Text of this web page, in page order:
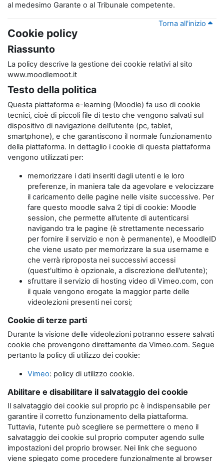
al medesimo Garante o al Tribunale competente.
Torna all'inizio
Cookie policy
Riassunto
La policy descrive la gestione dei cookie relativi al sito
www.moodlemoot.it
Testo della politica
Questa piattaforma e-learning (Moodle) fa uso di cookie
tecnici, cioè di piccoli file di testo che vengono salvati sul
dispositivo di navigazione dell’utente (pc, tablet,
smartphone), e che garantiscono il normale funzionamento
della piattaforma. In dettaglio i cookie di questa piattaforma
vengono utilizzati per:
memorizzare i dati inseriti dagli utenti e le loro
preferenze, in maniera tale da agevolare e velocizzare
il caricamento delle pagine nelle visite successive. Per
fare questo moodle salva 2 tipi di cookie: Moodle
session, che permette all’utente di autenticarsi
navigando tra le pagine (è strettamente necessario
per fornire il servizio e non è permanente), e MoodleID
che viene usato per memorizzare la sua username e
che verrà riproposta nei successivi accessi
(quest'ultimo è opzionale, a discrezione dell'utente);
sfruttare il servizio di hosting video di Vimeo.com, con
il quale vengono erogate la maggior parte delle
videolezioni presenti nei corsi;
Cookie di terze parti
Durante la visione delle videolezioni potranno essere salvati
cookie che provengono direttamente da Vimeo.com. Segue
pertanto la policy di utilizzo dei cookie:
Vimeo: policy di utilizzo cookie.
Abilitare e disabilitare il salvataggio dei cookie
Il salvataggio dei cookie sul proprio pc è indispensabile per
garantire il corretto funzionamento della piattaforma.
Tuttavia, l'utente può scegliere se permettere o meno il
salvataggio dei cookie sul proprio computer agendo sulle
impostazioni del proprio browser. Nei link che seguono
viene spiegato come procedere funzionalmente al browser